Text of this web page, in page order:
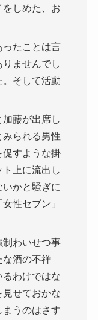
しめた、お
ったことは言
ませんでし
そして活動
藤が出席し
られる男性
促すような掛
上に流出し
かと騒ぎに
性セブン」
制わいせつ事
な酒の不祥
わけではな
せておかな
うのはさす